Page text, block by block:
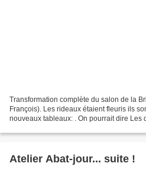
Transformation complète du salon de la
François). Les rideaux étaient fleuris ils
nouveaux tableaux: . On pourrait dire Les
Atelier Abat-jour... suite !